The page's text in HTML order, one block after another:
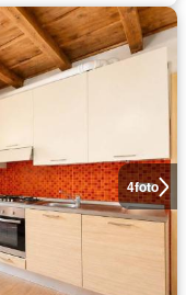
4foto